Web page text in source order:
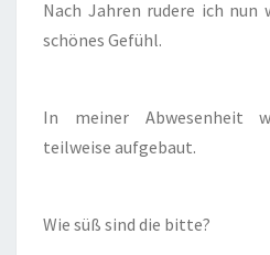
Nach Jahren rudere ich nun
schönes Gefühl.
In meiner Abwesenheit
teilweise aufgebaut.
Wie süß sind die bitte?